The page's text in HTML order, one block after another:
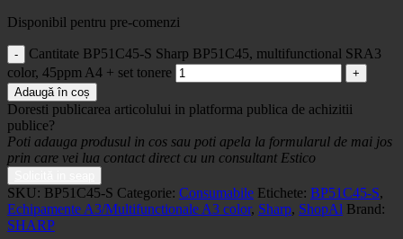
Disponibil pentru pre-comenzi
Cantitate BP51C45-S Sharp BP51C45, multifunctional SRA3
color, 45ppm A4 + set tonere
Adaugă în coș
Doresti publicarea articolului in platforma publica de achizitii
publice?
Poti adauga produsul in cos sau poti apela la formularul de mai jos
prin care vei lua contact direct cu un consultant Estico
SKU: BP51C45-S Categorie: Consumabile Etichete: BP51C45-S,
Echipamente A3/Multifunctionale A3 color, Sharp, ShopAl Brand:
SHARP